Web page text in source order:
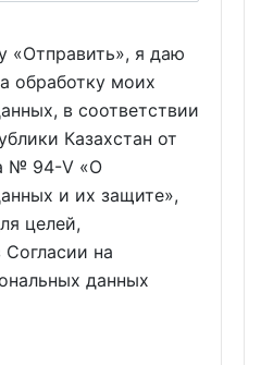
«Отправить», я даю
обработку моих
в соответствии
Казахстан от
№ 94-V «О
и их защите»,
целей,
на
данных